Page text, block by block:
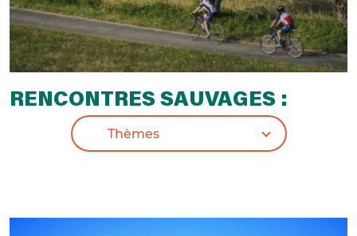
RENCONTRES SAUVAGES :